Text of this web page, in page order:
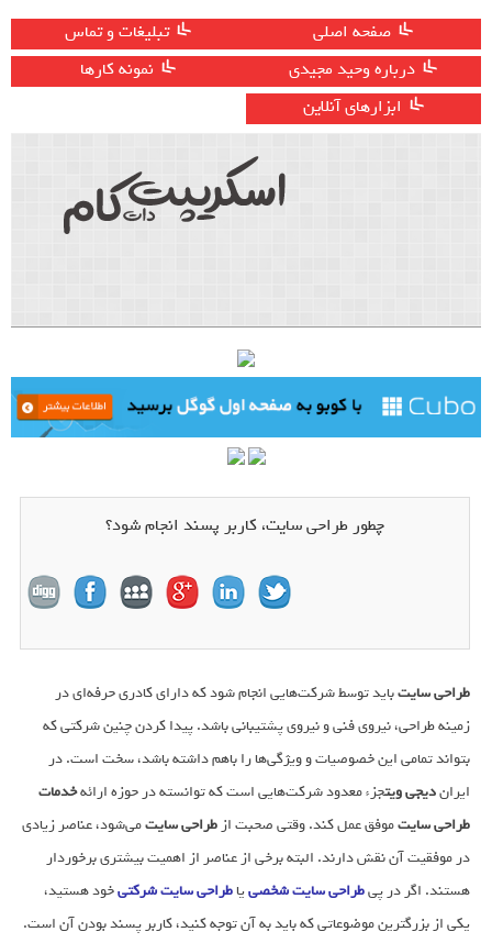
صفحه اصلی
تبلیغات و تماس
درباره وحید مجیدی
نمونه کارها
ابزارهای آنلاین
چطور طراحی سایت، کاربر پسند انجام شود؟
طراحی سایتباید توسط شرکت‌هایی انجام شود که دارای کادری حرفه‌ای در
زمینه طراحی، نیروی فنی و نیروی پشتیبانی باشد. پیدا کردن چنین شرکتی که
بتواند تمامی این خصوصیات و ویژگی‌ها را باهم داشته باشد، سخت است. در
ایراندیجی ویتجزء معدود شرکت‌هایی است که توانسته در حوزه ارائهخدمات
طراحی سایتموفق عمل کند. وقتی صحبت از طراحی سایتمی‌شود، عناصر زیادی
در موفقیت آن نقش دارند. البته برخی از عناصر از اهمیت بیشتری برخوردار
هستند. اگر در پیطراحی سایت شخصییاطراحی سایت شرکتیخود هستید‌،
یکی از بزرگترین موضوعاتی که باید به آن توجه کنید، کاربر پسند بودن آن است.